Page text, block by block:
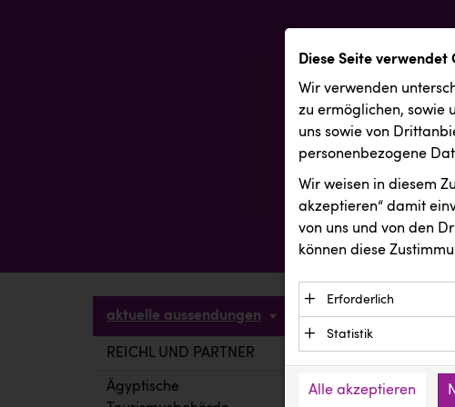
aktuelle aussendungen
REICHL UND PARTNER
Ägyptische
Diese Seite verwendet
Wir verwenden
zu ermöglichen, sowie
uns sowie von
personenbezogene
Wir weisen in diesem
akzeptieren“ damit
von uns und von den
können diese
Erforderlich
Essenzielle
Funktion der
Daten und werden
Anbieter: Eigentümer der
Statistik
verstehen, wie
Alle akzeptieren